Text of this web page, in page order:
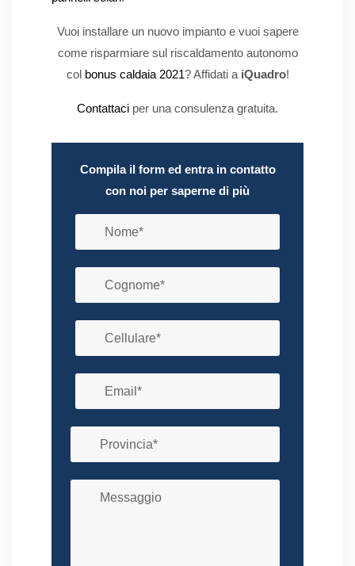
Vuoi installare un nuovo impianto e vuoi sapere
come risparmiare sul riscaldamento autonomo
col bonus caldaia 2021? Affidati a iQuadro!
Contattaci per una consulenza gratuita.
Compila il form ed entra in contatto
con noi per saperne di più